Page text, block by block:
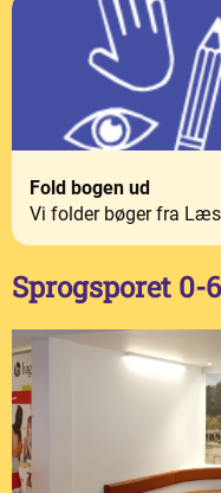
Fold bogen ud
Vi folder bøger fra
Sprogsporet 0-